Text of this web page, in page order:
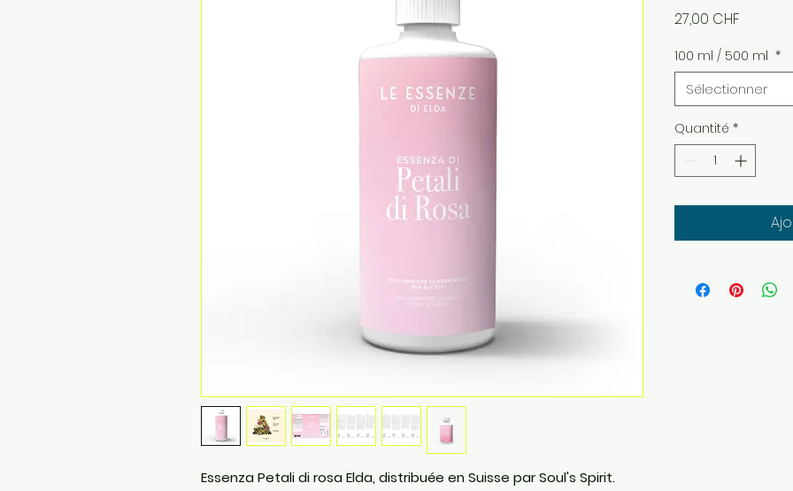
Essenza Petali di rosa Elda, distribuée en Suisse par Soul's Spirit.
27,00 CHF
100 ml / 500 ml *
Sélectionner
Quantité *